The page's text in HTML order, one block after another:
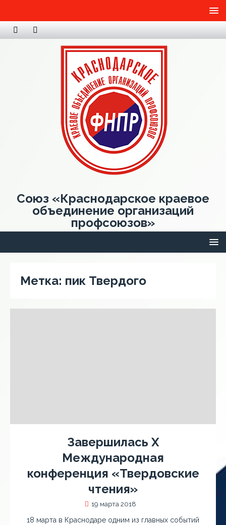
Союз «Краснодарское краевое
объединение организаций
профсоюзов»
Метка: пик Твердого
Завершилась X
Международная
конференция «Твердовские
чтения»
19 марта 2018
18 марта в Краснодаре одним из главных событий